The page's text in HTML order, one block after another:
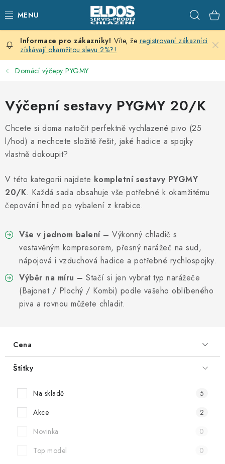
na
PRODEJNÍ CHLAZENÍ
SKLADOVACÍ CHLAZENÍ
DOMÁCÍ SPOTŘEBIČE
KLIMATIZACE
ZNAČKY
Hodnocení obchodu
Obchodní podmínky
Víte, že registrovaní zákazníci
získávají okamžitou slevu 2%?!
Domácí výčepy PYGMY
Výčepní sestavy PYGMY 20/K
Chcete si doma natočit perfektně vychlazené pivo (25
l/hod) a nechcete složitě řešit, jaké hadice a spojky
vlastně dokoupit?
V této kategorii najdete kompletní sestavy PYGMY
20/K. Každá sada obsahuje vše potřebné k okamžitému
čepování hned po vybalení z krabice.
Vše v jednom balení – Výkonný chladič s
vestavěným kompresorem, přesný narážeč na sud,
nápojová i vzduchová hadice a potřebné rychlospojky.
Výběr na míru – Stačí si jen vybrat typ narážeče
(Bajonet / Plochý / Kombi) podle vašeho oblíbeného
piva a rovnou můžete chladit.
Cena
Štítky
Na skladě
5
Akce
2
Novinka
0
Top model
0